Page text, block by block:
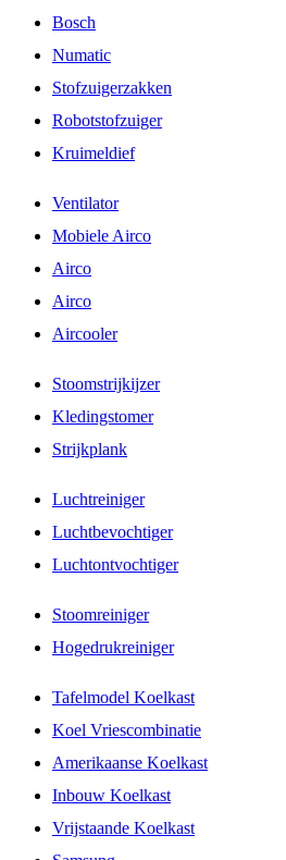
Bosch
Numatic
Stofzuigerzakken
Robotstofzuiger
Kruimeldief
Ventilator
Mobiele Airco
Airco
Airco
Aircooler
Stoomstrijkijzer
Kledingstomer
Strijkplank
Luchtreiniger
Luchtbevochtiger
Luchtontvochtiger
Stoomreiniger
Hogedrukreiniger
Tafelmodel Koelkast
Koel Vriescombinatie
Amerikaanse Koelkast
Inbouw Koelkast
Vrijstaande Koelkast